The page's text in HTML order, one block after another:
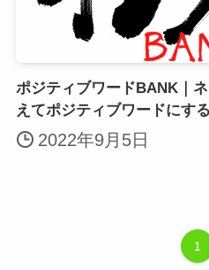
ポジティブワードBANK｜
えてポジティブワードにす
2022年9月5日
1